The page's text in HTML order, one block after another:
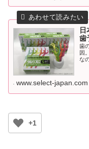
歯
歯
因
な
www.select-japan.com
+1